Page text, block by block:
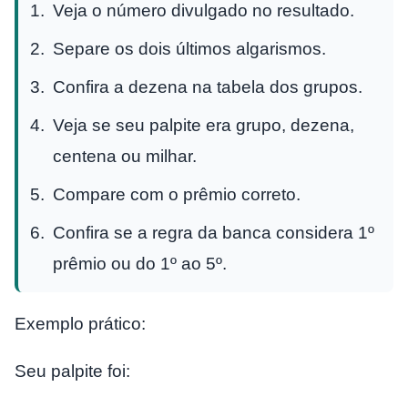
Veja o número divulgado no resultado.
Separe os dois últimos algarismos.
Confira a dezena na tabela dos grupos.
Veja se seu palpite era grupo, dezena,
centena ou milhar.
Compare com o prêmio correto.
Confira se a regra da banca considera 1º
prêmio ou do 1º ao 5º.
Exemplo prático:
Seu palpite foi: